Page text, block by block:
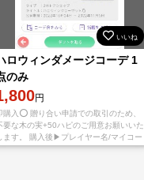
いいね
ロウィンダメージコーデ 1
のみ
円
購入️⭕️ 贈り合い申請での取引のため、
要な木の実+50ハピのご用意お願いいた
ます。 購入後▶プレイヤー名/マイコー
をご記入ください。 確認でき次第、フ